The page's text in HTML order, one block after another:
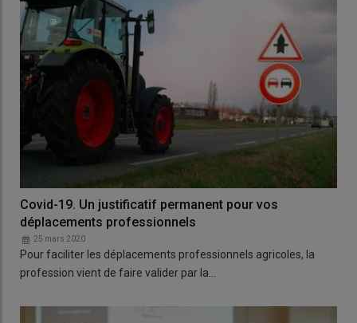
Covid-19. Un justificatif permanent pour vos
déplacements professionnels
25 mars 2020
Pour faciliter les déplacements professionnels agricoles, la
profession vient de faire valider par la…